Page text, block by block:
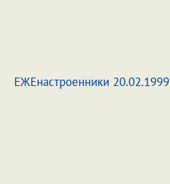
ЕЖЕнастроенники 20.02.1999